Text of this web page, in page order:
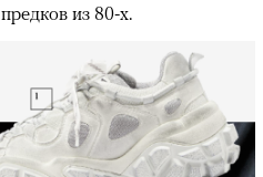
из 80-х.